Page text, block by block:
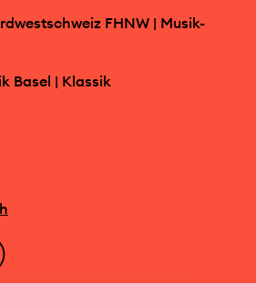
FHNW | Musik-
Basel | Klassik